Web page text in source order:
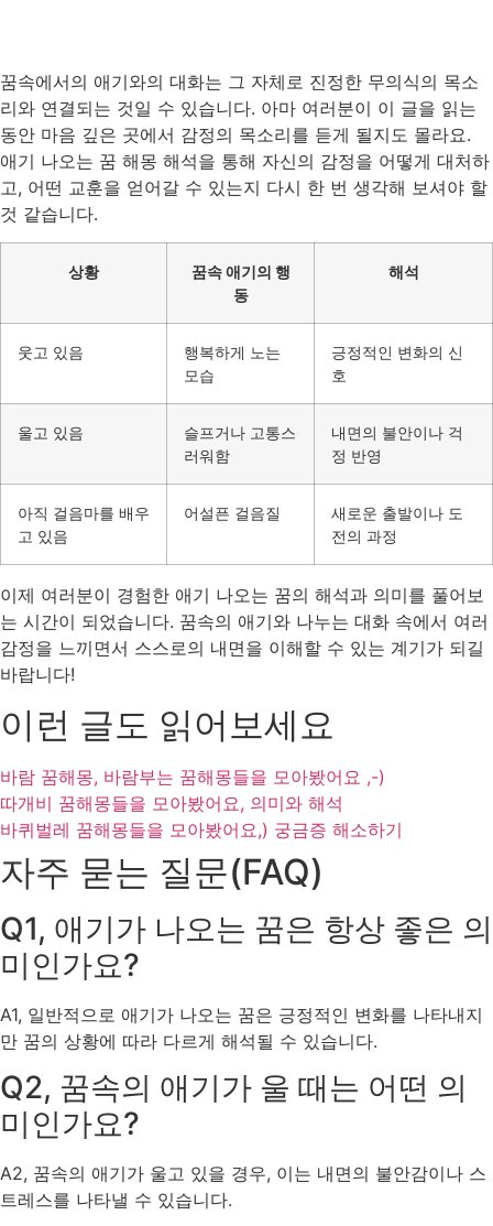
꿈속에서의 애기와의 대화는 그 자체로 진정한 무의식의 목소
리와 연결되는 것일 수 있습니다. 아마 여러분이 이 글을 읽는
동안 마음 깊은 곳에서 감정의 목소리를 듣게 될지도 몰라요.
애기 나오는 꿈 해몽 해석을 통해 자신의 감정을 어떻게 대처하
고, 어떤 교훈을 얻어갈 수 있는지 다시 한 번 생각해 보셔야 할
것 같습니다.
상황
꿈속 애기의 행
동
해석
웃고 있음
행복하게 노는
모습
긍정적인 변화의 신
호
울고 있음
슬프거나 고통스
러워함
내면의 불안이나 걱
정 반영
아직 걸음마를 배우
고 있음
어설픈 걸음질
새로운 출발이나 도
전의 과정
이제 여러분이 경험한 애기 나오는 꿈의 해석과 의미를 풀어보
는 시간이 되었습니다. 꿈속의 애기와 나누는 대화 속에서 여러
감정을 느끼면서 스스로의 내면을 이해할 수 있는 계기가 되길
바랍니다!
이런 글도 읽어보세요
바람 꿈해몽, 바람부는 꿈해몽들을 모아봤어요 ,-)
따개비 꿈해몽들을 모아봤어요, 의미와 해석
바퀴벌레 꿈해몽들을 모아봤어요,) 궁금증 해소하기
자주 묻는 질문(FAQ)
Q1, 애기가 나오는 꿈은 항상 좋은 의
미인가요?
A1, 일반적으로 애기가 나오는 꿈은 긍정적인 변화를 나타내지
만 꿈의 상황에 따라 다르게 해석될 수 있습니다.
Q2, 꿈속의 애기가 울 때는 어떤 의
미인가요?
A2, 꿈속의 애기가 울고 있을 경우, 이는 내면의 불안감이나 스
트레스를 나타낼 수 있습니다.